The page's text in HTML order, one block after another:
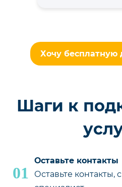
Хочу бесплатную
Шаги к
01
Оставьте контакты
Оставьте